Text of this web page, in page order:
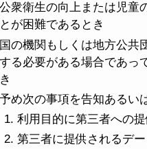
公衆衛生の向上または児童
とが困難であるとき
国の機関もしくは地方公共
する必要がある場合であっ
き
予め次の事項を告知あるい
利用目的に第三者への
第三者に提供されるデー